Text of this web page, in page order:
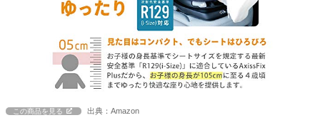
この商品を見る 出典：Amazon